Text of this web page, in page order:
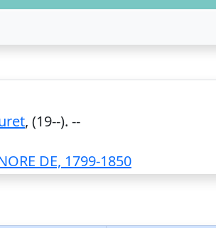
, (19--). --
DE, 1799-1850